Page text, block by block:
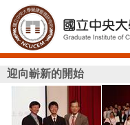
迎向嶄新的開始